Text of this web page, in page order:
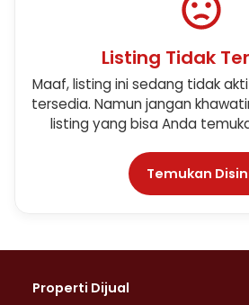
Listing Tidak
Maaf, listing ini sedang tidak
tersedia. Namun jangan
listing yang bisa Anda
Temukan
Properti Dijual